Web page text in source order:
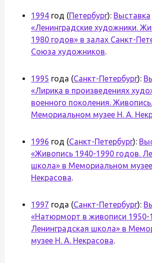
1994 год (Петербург): Выставка
«Ленинградские художники.
1980 годов» в залах Санкт-
Союза художников.
1995 года (Санкт-Петербург):
«Лирика в произведениях
военного поколения.
Мемориальном музее Н. А.
1996 год (Санкт-Петербург):
«Живопись 1940-1990 годов.
школа» в Мемориальном
Некрасова.
1997 года (Санкт-Петербург):
«Натюрморт в живописи 1950-
Ленинградская школа» в
музее Н. А. Некрасова.